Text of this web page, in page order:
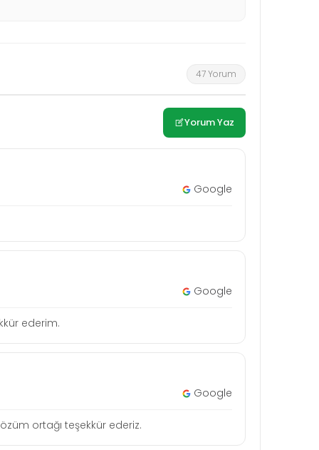
47 Yorum
Yorum Yaz
Google
Google
ederim.
Google
ortağı teşekkür ederiz.